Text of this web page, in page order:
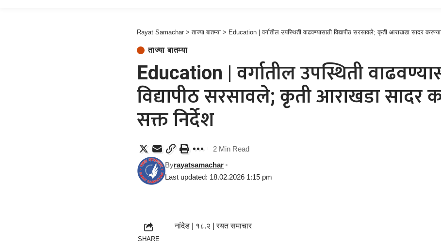
Rayat Samachar >ताज्या बातम्या > Education | वर्गातील उपस्थिती वाढवण्यासाठी विद्यापीठ सरसावले; कृती आराखडा सादर
ताज्या बातम्या
Education | वर्गातील उपस्थिती
विद्यापीठ सरसावले; कृती आराखडा सादर
सक्त निर्देश
Last updated: 18.02.2026 1:15 pm
Byrayatsamachar
2 Min Read
SHARE
नांदेड | १८.२ | रयत समाचार